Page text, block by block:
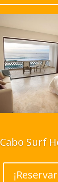
Cabo Surf